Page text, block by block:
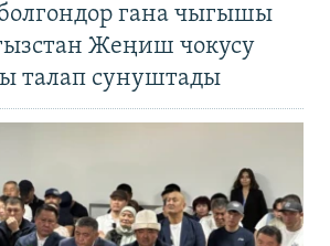
гана чыгышы
Жеңиш чокусу
талап сунуштады